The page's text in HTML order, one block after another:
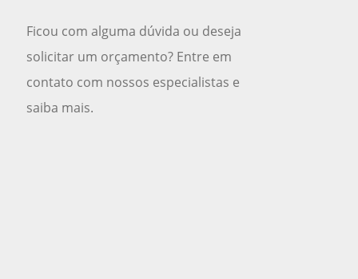
Ficou com alguma dúvida ou deseja
solicitar um orçamento? Entre em
contato com nossos especialistas e
saiba mais.